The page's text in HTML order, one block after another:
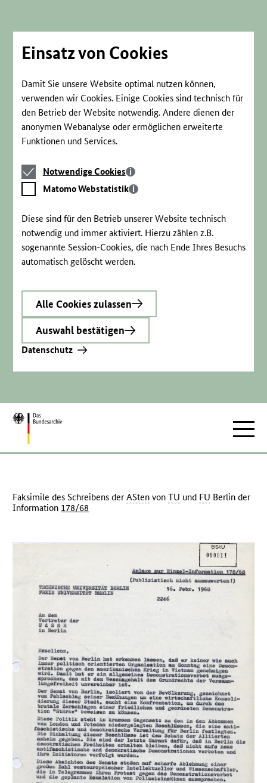
Einsatz von Cookies
Damit Sie unsere Website optimal nutzen können,
verwenden wir Cookies. Einige Cookies sind technisch für
den Betrieb der Website notwendig. Andere dienen der
anonymen Webanalyse oder ermöglichen erweiterte
Funktionen und Services.
Notwendige
Cookies
Notwendige Cookies
Matomo
Webstatistik
Matomo Webstatistik
Diese sind für den Betrieb unserer Website technisch
notwendig und immer aktiviert. Hierzu zählen z.B.
sogenannte Session-Cookies, die nach Ende Ihres Besuchs
automatisch gelöscht werden.
Alle Cookies zulassen
Auswahl bestätigen
Datenschutz
Zur
Faksimile des Schreibens derASten vonTU und FU Berlin der
Information 178/68